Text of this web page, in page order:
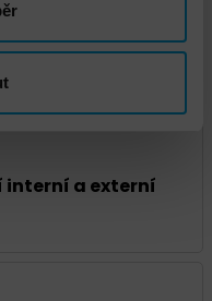
interní a externí